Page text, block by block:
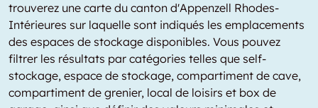
trouverez une carte du canton d'Appenzell Rhodes-
Intérieures sur laquelle sont indiqués les emplacements
des espaces de stockage disponibles. Vous pouvez
filtrer les résultats par catégories telles que self-
stockage, espace de stockage, compartiment de cave,
compartiment de grenier, local de loisirs et box de